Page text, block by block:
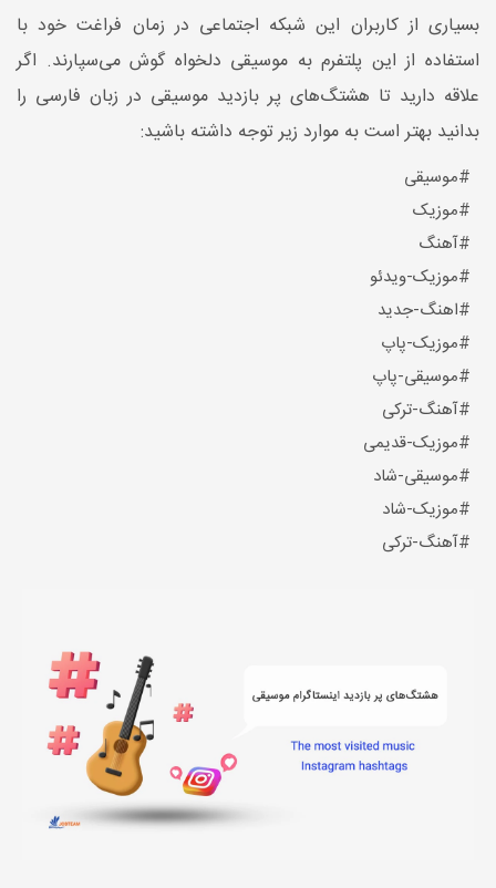
بسیاری از کاربران این شبکه اجتماعی در زمان فراغت خود با
استفاده از این پلتفرم به موسیقی دلخواه گوش می‌سپارند. اگر
علاقه دارید تا هشتگ‌های پر بازدید موسیقی در زبان فارسی را
بدانید بهتر است به موارد زیر توجه داشته باشید:
#موسیقی
#موزیک
#آهنگ
#موزیک-ویدئو
#اهنگ-جدید
#موزیک-پاپ
#موسیقی-پاپ
#آهنگ-ترکی
#موزیک-قدیمی
#موسیقی-شاد
#موزیک-شاد
#آهنگ-ترکی